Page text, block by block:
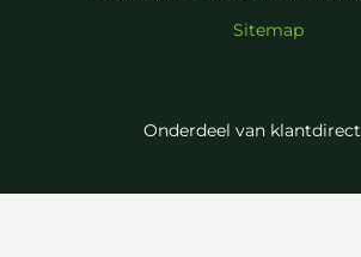
Sitemap
Onderdeel van klantdirect